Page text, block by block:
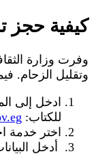
كيفية حجز
وفرت وزارة
وتقليل الزحام.
ادخل إلى
للكتاب:
اختر خدمة
أدخل